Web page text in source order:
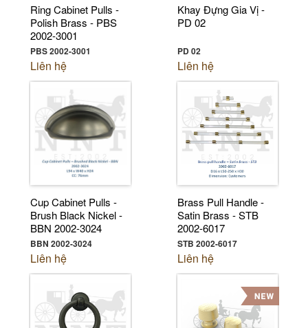
Ring Cabinet Pulls -
Polish Brass - PBS
2002-3001
PBS 2002-3001
Liên hệ
Khay Đựng Gia Vị -
PD 02
PD 02
Liên hệ
Cup Cabinet Pulls -
Brush Black Nickel -
BBN 2002-3024
BBN 2002-3024
Liên hệ
Brass Pull Handle -
Satin Brass - STB
2002-6017
STB 2002-6017
Liên hệ